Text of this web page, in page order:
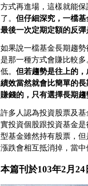
方式再進場，這樣就能
了。 但仔細深究，一檔
最後一次定期定額的反
如果說一檔基金長期趨
是那一種方式會賺比較
低。 但若趨勢是往上的
績效當然就會比簡單的
賺錢的，只有選擇長期
許多人認為投資股票及
實投資個股跟投資基金
型基金雖然持有股票，
漲跌會相互抵消掉，當
本篇刊於103年2月24